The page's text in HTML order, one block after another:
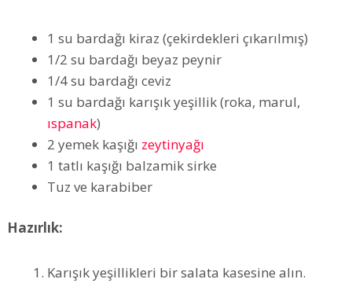
1 su bardağı kiraz (çekirdekleri çıkarılmış)
1/2 su bardağı beyaz peynir
1/4 su bardağı ceviz
1 su bardağı karışık yeşillik (roka, marul,
ıspanak)
2 yemek kaşığı zeytinyağı
1 tatlı kaşığı balzamik sirke
Tuz ve karabiber
Hazırlık:
Karışık yeşillikleri bir salata kasesine alın.